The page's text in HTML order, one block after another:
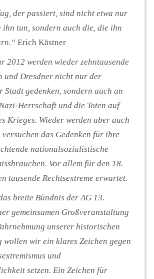
der passiert, sind nicht etwa nur
ihn tun, sondern auch die, die ihn
Erich Kästner
2012 werden wieder zehntausende
und Dresdner nicht nur der
Stadt gedenken, sondern auch an
Herrschaft und die Toten auf
Krieges. Wieder werden aber auch
versuchen das Gedenken für ihre
nationalsozialistische
Vor allem für den 18.
tausende Rechtsextreme erwartet.
breite Bündnis der AG 13.
gemeinsamen Großveranstaltung
unserer historischen
wollen wir ein klares Zeichen gegen
und
setzen. Ein Zeichen für